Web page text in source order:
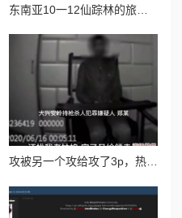
东南亚10一12仙踪林的旅游景点：探寻神秘之地，畅游自然风光
攻被另一个攻给攻了3p，热议背后隐藏的情感纠葛与社会观念的碰撞引发网友广泛讨论